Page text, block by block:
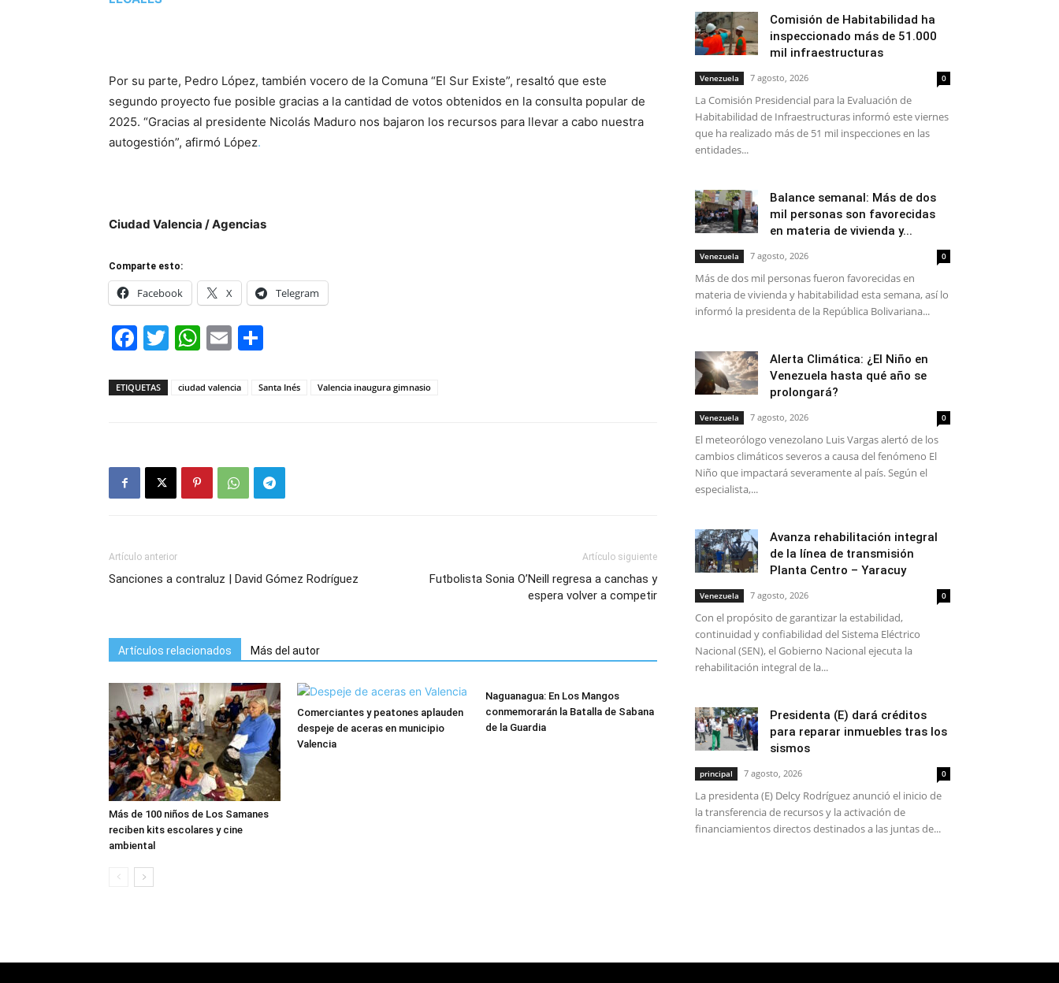
Por su parte, Pedro López, también vocero de la Comuna “El Sur Existe”, resaltó que este
segundo proyecto fue posible gracias a la cantidad de votos obtenidos en la consulta popular de
2025. “Gracias al presidente Nicolás Maduro nos bajaron los recursos para llevar a cabo nuestra
autogestión”, afirmó López.
Ciudad Valencia / Agencias
Comparte esto:
Facebook X Telegram
Facebook
Twitter
WhatsApp
Email
ETIQUETAS ciudad valencia Santa Inés Valencia inaugura gimnasio
Artículo anterior
Sanciones a contraluz | David Gómez Rodríguez
Artículo siguiente
Futbolista Sonia O’Neill regresa a canchas y
espera volver a competir
Artículos relacionados Más del autor
Más de 100 niños de Los Samanes
reciben kits escolares y cine
ambiental
Comerciantes y peatones aplauden
despeje de aceras en municipio
Valencia
Naguanagua: En Los Mangos
conmemorarán la Batalla de Sabana
de la Guardia
Comisión de Habitabilidad ha
inspeccionado más de 51.000
mil infraestructuras
Venezuela 7 agosto, 2026 0
La Comisión Presidencial para la Evaluación de
Habitabilidad de Infraestructuras informó este viernes
que ha realizado más de 51 mil inspecciones en las
entidades...
Balance semanal: Más de dos
mil personas son favorecidas
en materia de vivienda y...
Venezuela 7 agosto, 2026 0
Más de dos mil personas fueron favorecidas en
materia de vivienda y habitabilidad esta semana, así lo
informó la presidenta de la República Bolivariana...
Alerta Climática: ¿El Niño en
Venezuela hasta qué año se
prolongará?
Venezuela 7 agosto, 2026 0
El meteorólogo venezolano Luis Vargas alertó de los
cambios climáticos severos a causa del fenómeno El
Niño que impactará severamente al país. Según el
especialista,...
Avanza rehabilitación integral
de la línea de transmisión
Planta Centro – Yaracuy
Venezuela 7 agosto, 2026 0
Con el propósito de garantizar la estabilidad,
continuidad y confiabilidad del Sistema Eléctrico
Nacional (SEN), el Gobierno Nacional ejecuta la
rehabilitación integral de la...
Presidenta (E) dará créditos
para reparar inmuebles tras los
sismos
principal 7 agosto, 2026 0
La presidenta (E) Delcy Rodríguez anunció el inicio de
la transferencia de recursos y la activación de
financiamientos directos destinados a las juntas de...